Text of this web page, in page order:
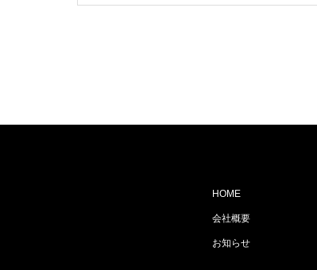
HOME
会社概要
お知らせ